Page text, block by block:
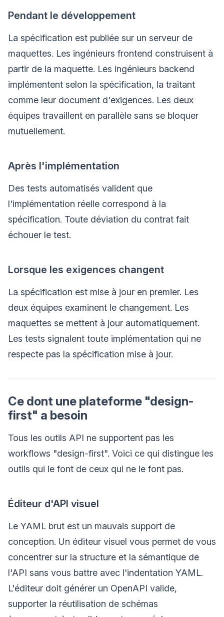
Pendant le développement
La spécification est publiée sur un serveur de
maquettes. Les ingénieurs frontend construisent à
partir de la maquette. Les ingénieurs backend
implémentent selon la spécification, la traitant
comme leur document d'exigences. Les deux
équipes travaillent en parallèle sans se bloquer
mutuellement.
Après l'implémentation
Des tests automatisés valident que
l'implémentation réelle correspond à la
spécification. Toute déviation du contrat fait
échouer le test.
Lorsque les exigences changent
La spécification est mise à jour en premier. Les
deux équipes examinent le changement. Les
maquettes se mettent à jour automatiquement.
Les tests signalent toute implémentation qui ne
respecte pas la spécification mise à jour.
Ce dont une plateforme "design-
first" a besoin
Tous les outils API ne supportent pas les
workflows "design-first". Voici ce qui distingue les
outils qui le font de ceux qui ne le font pas.
Éditeur d'API visuel
Le YAML brut est un mauvais support de
conception. Un éditeur visuel vous permet de vous
concentrer sur la structure et la sémantique de
l'API sans vous battre avec l'indentation YAML.
L'éditeur doit générer un OpenAPI valide,
supporter la réutilisation de schémas